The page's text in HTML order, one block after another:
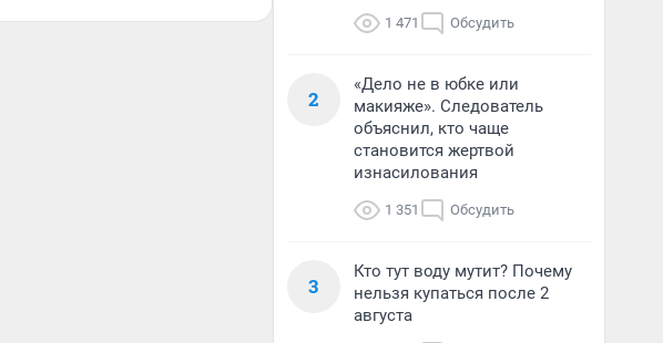
1 471 Обсудить
2
«Дело не в юбке или
макияже». Следователь
объяснил, кто чаще
становится жертвой
изнасилования
1 351 Обсудить
3
Кто тут воду мутит? Почему
нельзя купаться после 2
августа